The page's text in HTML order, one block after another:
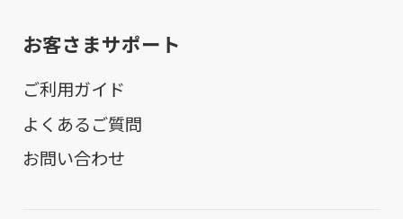
お客さまサポート
ご利用ガイド
よくあるご質問
お問い合わせ